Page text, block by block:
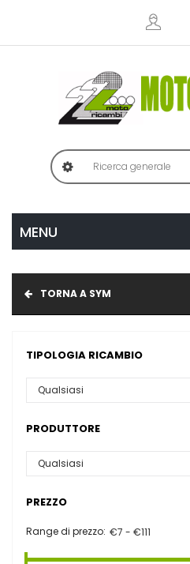
TORNA A SYM
TIPOLOGIA RICAMBIO
PRODUTTORE
PREZZO
Range di prezzo: